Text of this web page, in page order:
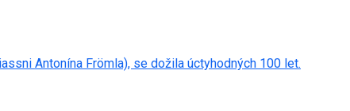
Antonína Frömla), se dožila úctyhodných 100 let.